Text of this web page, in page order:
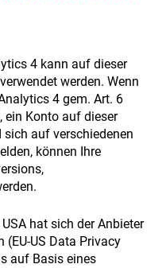
4 kann auf dieser
werden. Wenn
4 gem. Art. 6
ein Konto auf dieser
auf verschiedenen
können Ihre
hat sich der Anbieter
(EU-US Data Privacy
auf Basis eines